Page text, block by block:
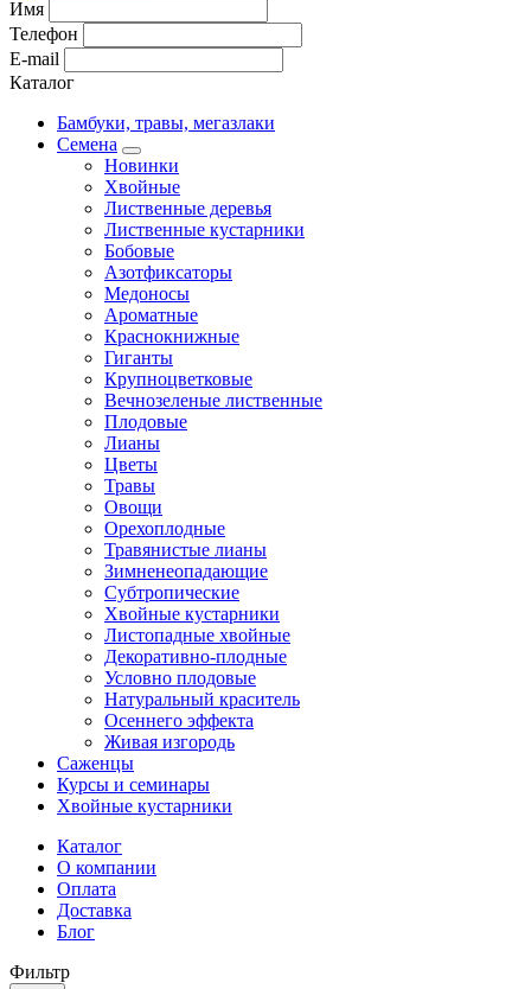
Имя
Телефон
E-mail
Каталог
Бамбуки, травы, мегазлаки
Семена
Новинки
Хвойные
Лиственные деревья
Лиственные кустарники
Бобовые
Азотфиксаторы
Медоносы
Ароматные
Краснокнижные
Гиганты
Крупноцветковые
Вечнозеленые лиственные
Плодовые
Лианы
Цветы
Травы
Овощи
Орехоплодные
Травянистые лианы
Зимненеопадающие
Субтропические
Хвойные кустарники
Листопадные хвойные
Декоративно-плодные
Условно плодовые
Натуральный краситель
Осеннего эффекта
Живая изгородь
Саженцы
Курсы и семинары
Хвойные кустарники
Каталог
О компании
Оплата
Доставка
Блог
Фильтр